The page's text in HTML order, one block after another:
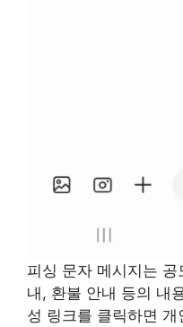
피싱 문자 메시지는
내, 환불 안내 등의 내
성 링크를 클릭하면